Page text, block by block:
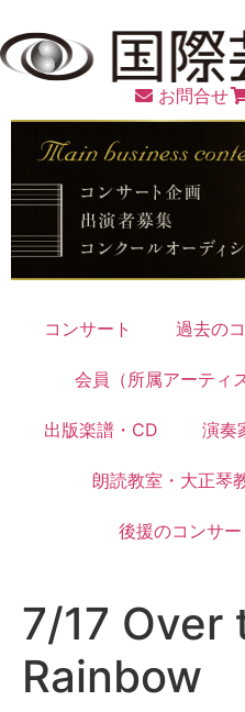
お問合せ
コンサート 過去の
会員（所属アーティ
出版楽譜・CD 演奏
朗読教室・大正琴
後援のコンサー
7/17 Over
Rainbow